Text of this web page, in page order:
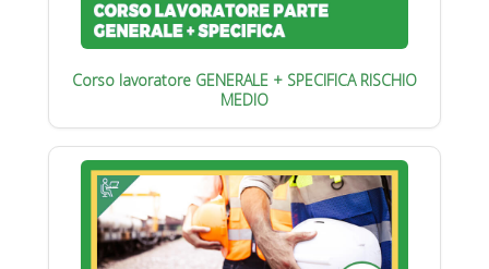
Corso lavoratore GENERALE + SPECIFICA RISCHIO
MEDIO